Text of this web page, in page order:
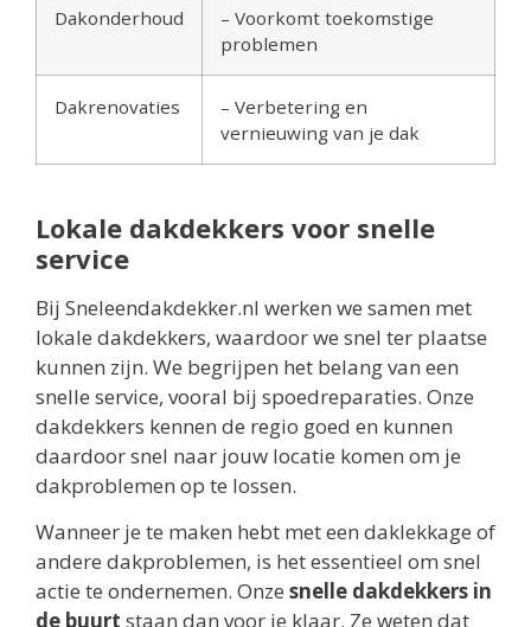
Dakonderhoud
– Voorkomt toekomstige
problemen
Dakrenovaties
– Verbetering en
vernieuwing van je dak
Lokale dakdekkers voor snelle
service
Bij Sneleendakdekker.nl werken we samen met
lokale dakdekkers, waardoor we snel ter plaatse
kunnen zijn. We begrijpen het belang van een
snelle service, vooral bij spoedreparaties. Onze
dakdekkers kennen de regio goed en kunnen
daardoor snel naar jouw locatie komen om je
dakproblemen op te lossen.
Wanneer je te maken hebt met een daklekkage of
andere dakproblemen, is het essentieel om snel
actie te ondernemen. Onze snelle dakdekkers in
de buurt staan dan voor je klaar. Ze weten dat